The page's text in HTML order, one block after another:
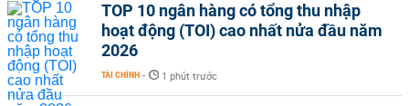
TOP 10 ngân hàng có tổng thu nhập
hoạt động (TOI) cao nhất nửa đầu năm
2026
TÀI CHÍNH - 1 phút trước